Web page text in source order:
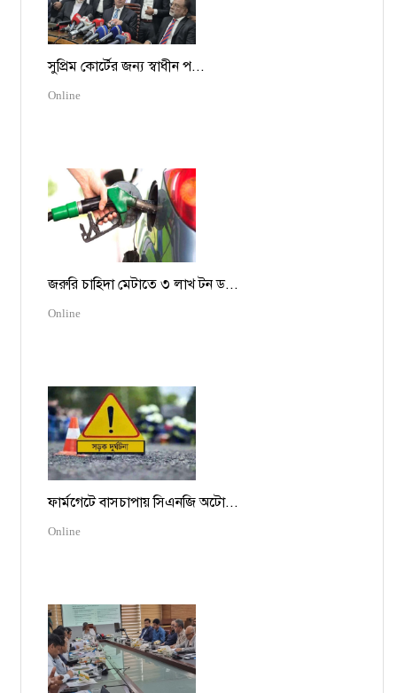
সুপ্রিম কোর্টের জন্য স্বাধীন প...
Online
জরুরি চাহিদা মেটাতে ৩ লাখ টন ড...
Online
ফার্মগেটে বাসচাপায় সিএনজি অটো...
Online